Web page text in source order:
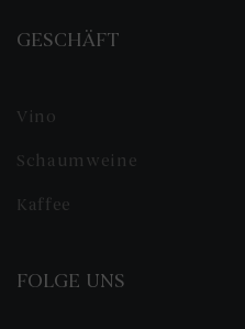
GESCHÄFT
Vino
Schaumweine
Kaffee
FOLGE UNS